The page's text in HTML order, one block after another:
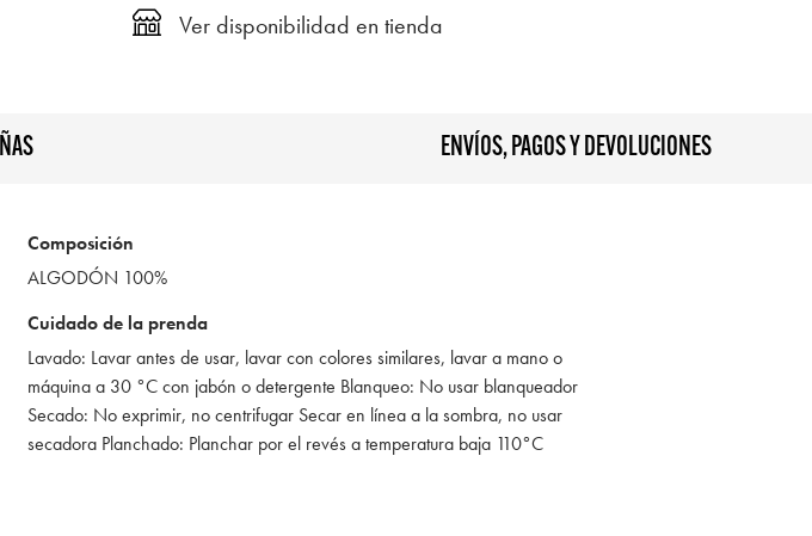
Ver disponibilidad en tienda
ENVÍOS, PAGOS Y DEVOLUCIONES
Composición
ALGODÓN 100%
Cuidado de la prenda
Lavado: Lavar antes de usar, lavar con colores similares, lavar a mano o
máquina a 30 °C con jabón o detergente Blanqueo: No usar blanqueador
Secado: No exprimir, no centrifugar Secar en línea a la sombra, no usar
secadora Planchado: Planchar por el revés a temperatura baja 110°C